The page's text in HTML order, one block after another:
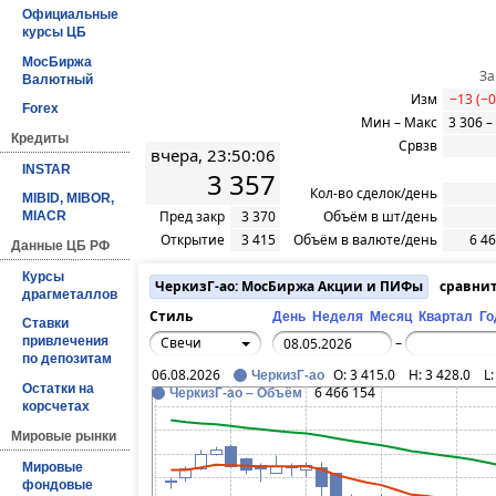
Официальные
курсы ЦБ
МосБиржа
Валютный
Forex
Кредиты
INSTAR
MIBID, MIBOR,
MIACR
Данные ЦБ РФ
Курсы
драгметаллов
Ставки
привлечения
по депозитам
Остатки на
корсчетах
Мировые рынки
Мировые
фондовые
вчера, 23:50:06
3 357
Пред закр
3 370
Открытие
3 415
Изм
−13
Мин – Макс 3 306
Срвзв
Кол-во сделок/день
Объём в шт/день
Объём в валюте/день
6
ЧеркизГ-ао: МосБиржа Акции и ПИФы
Стиль
День Неделя Месяц Квартал
Свечи
–
06.08.2026
ЧеркизГ-ао O:3 415.0 H:3 428.0 L:
ЧеркизГ-ао – Объём 6 466 154